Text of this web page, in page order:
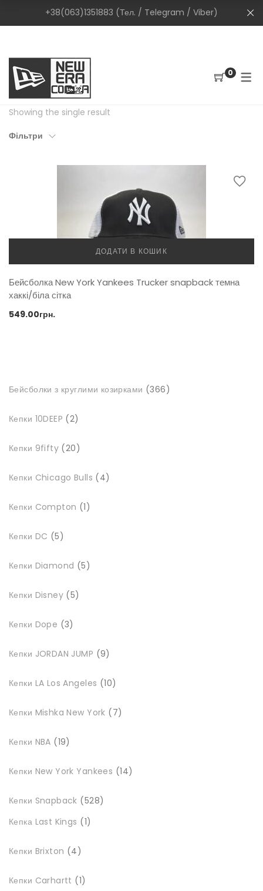
+38(063)1351883 (Тел. / Telegram / Viber)
0
Showing the single result
Фільтри
ДОДАТИ В КОШИК
Бейсболка New York Yankees Trucker snapback темна
хаккі/біла сітка
549.00грн.
Бейсболки з круглими козирками 366366
Кепки 10DEEP
2товари
Кепки 9fifty 20товарів
Кепки Chicago Bulls 4товари
Кепки Compton 1товар
Кепки DC 5товарів
Кепки Diamond 5товарів
Кепки Disney 5товарів
Кепки Dope 3товари
Кепки JORDAN JUMP 9товарів
Кепки LA Los Angeles 10товарів
Кепки Mishka New York 7товарів
Кепки NBA 19товарів
Кепки New York Yankees 14товарів
Кепки Snapback 528товарів
Кепка Last Kings
11
Кепки Brixton
4товари
Кепки Carhartt 1товар